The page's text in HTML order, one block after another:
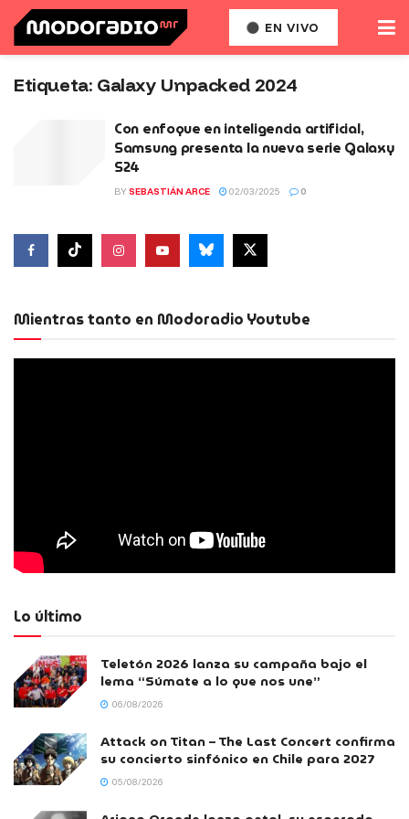
EN VIVO
Etiqueta: Galaxy Unpacked 2024
Con enfoque en inteligencia artificial,
Samsung presenta la nueva serie Galaxy
S24
BY SEBASTIÁN ARCE 02/03/2025 0
Mientras tanto en Modoradio Youtube
Lo último
Teletón 2026 lanza su campaña bajo el
lema “Súmate a lo que nos une”
06/08/2026
Attack on Titan – The Last Concert confirma
su concierto sinfónico en Chile para 2027
05/08/2026